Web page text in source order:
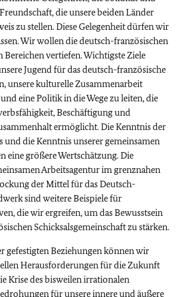
die unsere beiden Länder
zu stellen. Diese Gelegenheit dürfen wir
Wir wollen die deutsch-französischen
Bereichen vertiefen. Wichtigste Ziele
Jugend für das deutsch-französische
unsere kulturelle Zusammenarbeit
eine Politik in die Wege zu leiten, die
Beschäftigung und
ermöglicht. Die Kenntnis der
und die Kenntnis unserer gemeinsamen
eine größere Wertschätzung. Die
Arbeitsagentur im grenznahen
der Mittel für das Deutsch-
sind weitere Beispiele für
die wir ergreifen, um das Bewusstsein
Schicksalsgemeinschaft zu stärken.
gefestigten Beziehungen können wir
Herausforderungen für die Zukunft
Krise des bisweilen irrationalen
für unsere innere und äußere